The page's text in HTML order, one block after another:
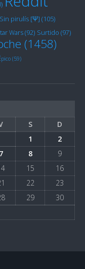
Sin pirulís [Ψ] (105)
Wars(92) Surtido (97)
(1458)
(59)
S
D
1
2
7 8
9
15
16
22
23
29
30